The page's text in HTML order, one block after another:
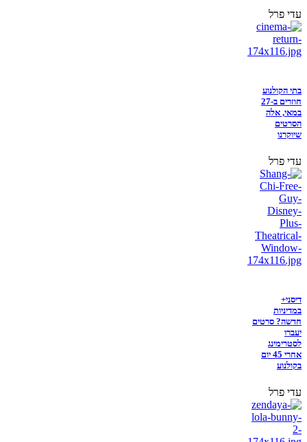
עדי פרל
בתי הקולנוע
חוזרים ב-27
במאי, אלה
הסרטים
שיוקרנו
עדי פרל
דיסני+
במדיניות
חדשה? סרטים
יעברו
לסטרימינג
אחרי 45 יום
בקולנוע
עדי פרל